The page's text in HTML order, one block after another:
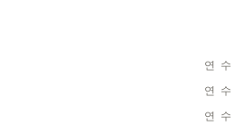
-
연 수
연 수
연 수